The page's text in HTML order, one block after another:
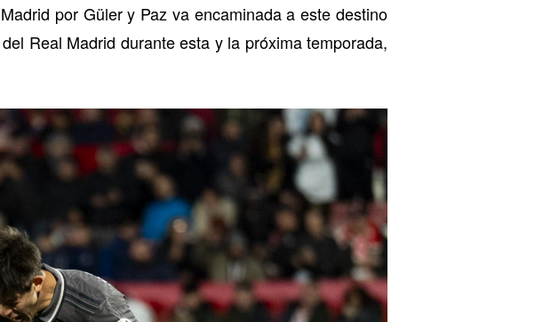
por Güler y Paz va encaminada a este destino
Real Madrid durante esta y la próxima temporada,